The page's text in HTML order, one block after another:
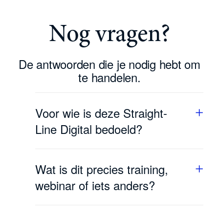
Nog vragen?
De antwoorden die je nodig hebt om
te handelen.
Voor wie is deze Straight-
Line Digital bedoeld?
weten dat er meer in hun organisatie zit en
die de vertaling van strategie naar executie
structureel willen verbeteren.
Wat is dit precies training,
webinar of iets anders?